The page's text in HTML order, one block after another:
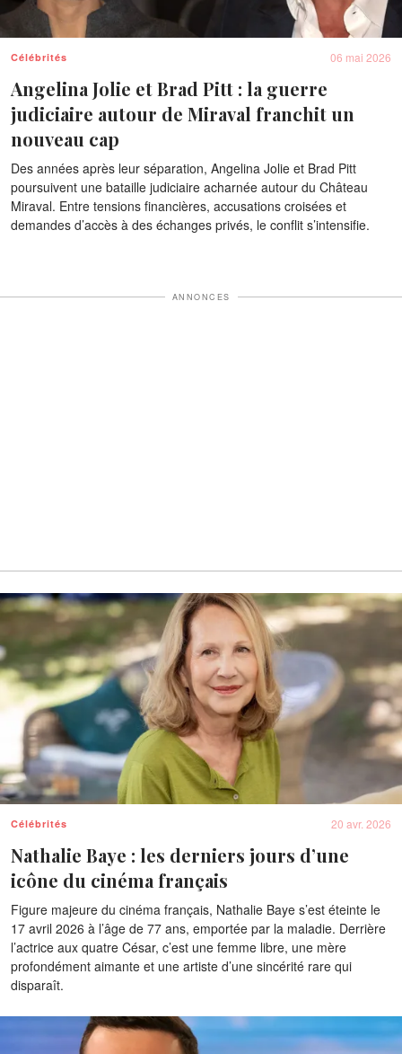
06 mai 2026
Célébrités
Angelina Jolie et Brad Pitt : la guerre
judiciaire autour de Miraval franchit un
nouveau cap
Des années après leur séparation, Angelina Jolie et Brad Pitt
poursuivent une bataille judiciaire acharnée autour du Château
Miraval. Entre tensions financières, accusations croisées et
demandes d’accès à des échanges privés, le conflit s’intensifie.
ANNONCES
20 avr. 2026
Célébrités
Nathalie Baye : les derniers jours d’une
icône du cinéma français
Figure majeure du cinéma français, Nathalie Baye s’est éteinte le
17 avril 2026 à l’âge de 77 ans, emportée par la maladie. Derrière
l’actrice aux quatre César, c’est une femme libre, une mère
profondément aimante et une artiste d’une sincérité rare qui
disparaît.